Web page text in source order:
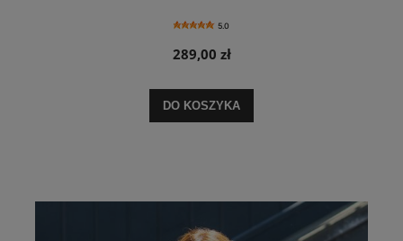
5.0
289,00 zł
DO KOSZYKA